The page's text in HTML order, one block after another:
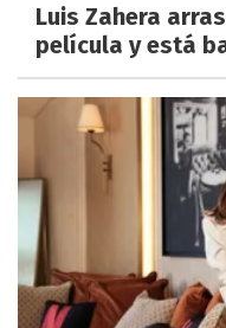
Luis Zahera
película y está